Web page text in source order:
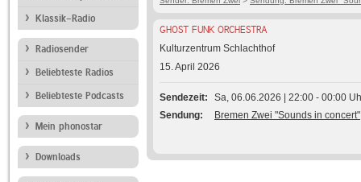
Klassik-Radio
Radiosender
Beliebteste Radios
Beliebteste Podcasts
Mein phonostar
Downloads
GHOST FUNK ORCHESTRA
Kulturzentrum Schlachthof
15. April 2026
Sendezeit
Sa, 06.06.2026 | 22:00 - 00:00
Sendung
Bremen Zwei "Sounds in concert"